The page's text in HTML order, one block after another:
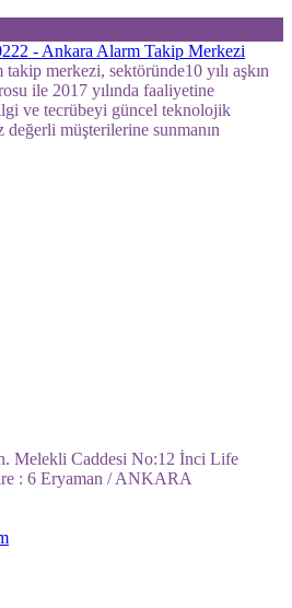
merkezi, sektöründe10 yılı aşkın
ile 2017 yılında faaliyetine
ve tecrübeyi güncel teknolojik
müşterilerine sunmanın
Melekli Caddesi No:12 İnci Life
: 6 Eryaman / ANKARA